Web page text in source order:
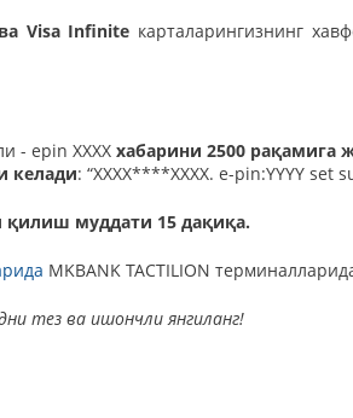
Visa Infinite карталарингизнинг
- epin XXXX хабарини 2500 рақамига
келади: “XXXX****XXXX. e-pin:YYYY set
қилиш муддати 15 дақиқа.
MKBANK TACTILION
тез ва ишончли янгиланг!